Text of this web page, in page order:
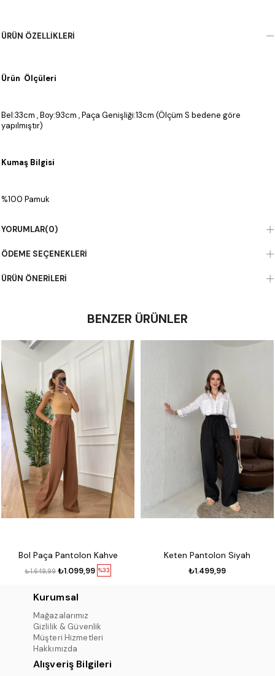
ÜRÜN ÖZELLIKLERI
Ürün Ölçüleri
Bel:33cm , Boy:93cm , Paça Genişliği:13cm (Ölçüm S bedene göre
yapılmıştır)
Kumaş Bilgisi
%100 Pamuk
YORUMLAR(0)
ÖDEME SEÇENEKLERI
ÜRÜN ÖNERILERI
BENZER ÜRÜNLER
Bol Paça Pantolon Kahve
%33
₺1.099,99
₺1.649,99
Keten Pantolon Siyah
₺1.499,99
Kurumsal
Mağazalarımız
Gizlilik & Güvenlik
Müşteri Hizmetleri
Hakkımızda
Alışveriş Bilgileri